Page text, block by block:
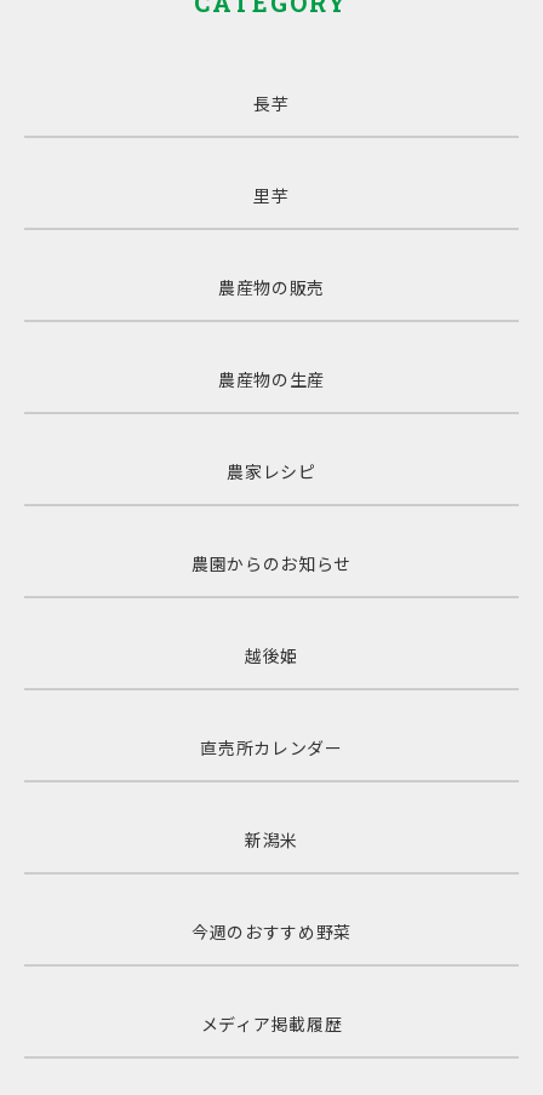
長芋
里芋
農産物の販売
農産物の生産
農家レシピ
農園からのお知らせ
越後姫
直売所カレンダー
新潟米
今週のおすすめ野菜
メディア掲載履歴